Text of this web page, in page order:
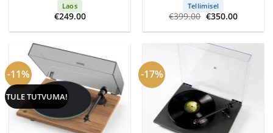
Laos
€249.00
Tellimisel
€399.00 Algne
hind
oli:
€350.00Current
is:
-11%
TULE TUTVUMA!
-17%